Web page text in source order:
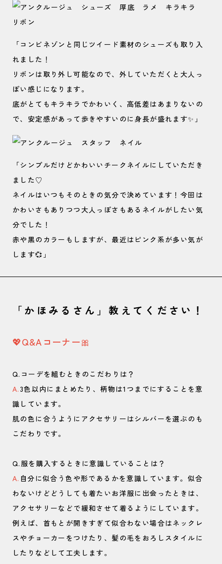
「コンビネゾンと同じツイード素材のシューズも取り入
れました！
リボンは取り外し可能なので、外していただくと大人っ
ぽい感じになります。
底がとてもキラキラでかわいく、高低差はあまりないの
で、安定感があって歩きやすいのに身長が盛れます✨」
「シンプルだけどかわいいチークネイルにしていただき
ました♡
ネイルはいつもそのときの気分で決めています！今回は
かわいさもありつつ大人っぽさもあるネイルがしたい気
分でした！
赤や黒のカラーもしますが、最近はピンク系が多い気が
します💞」
「かほみるさん」教えてください！
💖Q&Aコーナー🎀
Q.コーデを組むときのこだわりは？
A. 3色以内にまとめたり、柄物は1つまでにすることを意
識しています。
肌の色に合うようにアクセサリーはシルバーを選ぶのも
こだわりです。
Q.服を購入するときに意識していることは？
A. 自分に似合う色や形であるかを意識しています。似合
わないけどどうしても着たいお洋服に出会ったときは、
アクセサリーなどで緩和させて着るようにしています。
例えば、首もとが開きすぎて似合わない場合はネックレ
スやチョーカーをつけたり、髪の毛をおろしスタイルに
したりなどして工夫します。